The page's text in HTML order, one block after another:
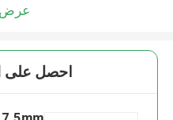
عرض
احصل